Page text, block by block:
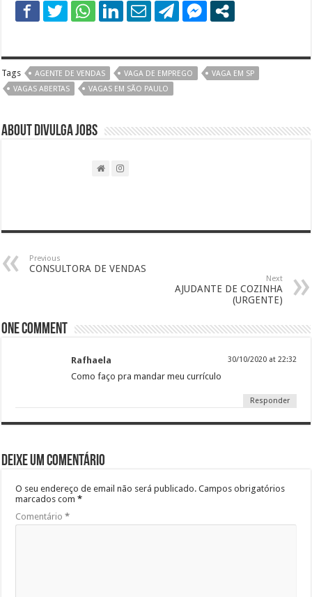
Tags AGENTE DE VENDAS VAGA DE EMPREGO
VAGA EM SP
VAGAS ABERTAS
VAGAS EM SÃO PAULO
About DIVULGA JOBS
Previous
CONSULTORA DE VENDAS
Next
AJUDANTE DE COZINHA
(URGENTE)
One comment
Rafhaela 30/10/2020 at 22:32
Como faço pra mandar meu currículo
Responder
Deixe um comentário
O seu endereço de email não será publicado. Campos obrigatórios
marcados com*
Comentário*